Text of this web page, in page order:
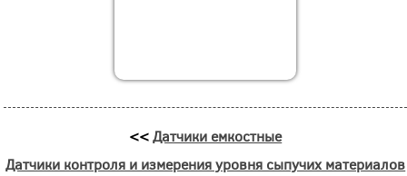
<<Датчики емкостные
Датчики контроля и измерения уровня сыпучих материалов